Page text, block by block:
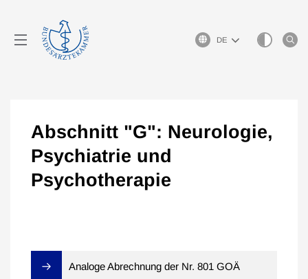
Sprachauswahl
Abschnitt "G": Neurologie,
Psychiatrie und
Psychotherapie
Analoge Abrechnung der Nr. 801 GOÄ